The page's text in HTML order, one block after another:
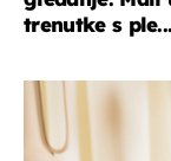
trenutke s ple...
moda & ljepota